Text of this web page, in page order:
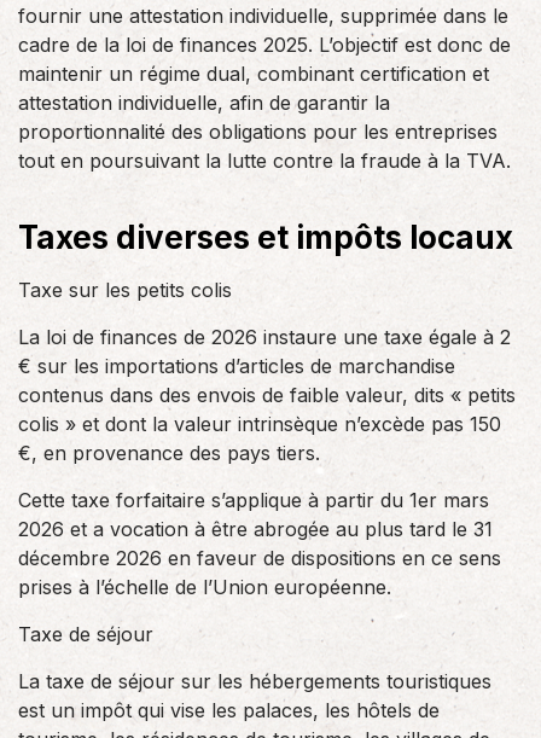
fournir une attestation individuelle, supprimée dans le
cadre de la loi de finances 2025. L’objectif est donc de
maintenir un régime dual, combinant certification et
attestation individuelle, afin de garantir la
proportionnalité des obligations pour les entreprises
tout en poursuivant la lutte contre la fraude à la TVA.
Taxes diverses et impôts locaux
Taxe sur les petits colis
La loi de finances de 2026 instaure une taxe égale à 2
€ sur les importations d’articles de marchandise
contenus dans des envois de faible valeur, dits « petits
colis » et dont la valeur intrinsèque n’excède pas 150
€, en provenance des pays tiers.
Cette taxe forfaitaire s’applique à partir du 1er mars
2026 et a vocation à être abrogée au plus tard le 31
décembre 2026 en faveur de dispositions en ce sens
prises à l’échelle de l’Union européenne.
Taxe de séjour
La taxe de séjour sur les hébergements touristiques
est un impôt qui vise les palaces, les hôtels de